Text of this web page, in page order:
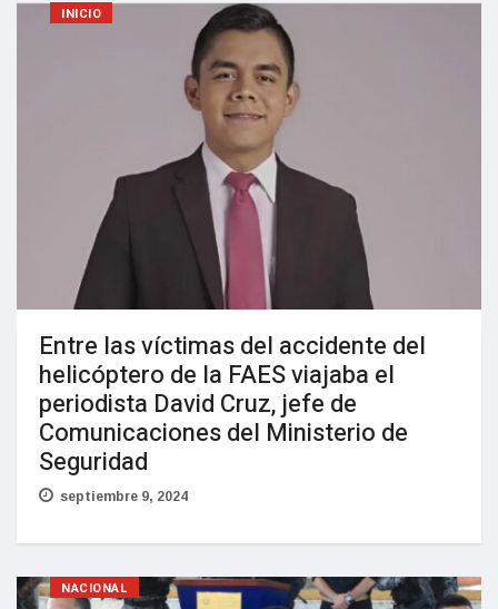
INICIO
Entre las víctimas del accidente del
helicóptero de la FAES viajaba el
periodista David Cruz, jefe de
Comunicaciones del Ministerio de
Seguridad
septiembre 9, 2024
NACIONAL